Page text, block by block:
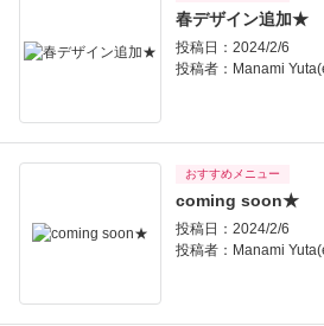
春デザイン追加★
投稿日：2024/2/6
投稿者： Manami
おすすめメニュー
coming soon★
投稿日：2024/2/6
投稿者： Manami